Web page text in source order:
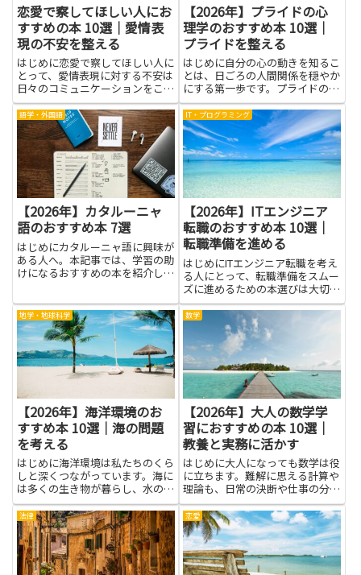
恋愛で察してほしい人にお
すすめの本 10選｜愛情表
現の不安を整える
はじめに恋愛で察してほしい人に
とって、愛情表現に対する不安は
日々のコミュニケーションをこわ
ばらせる原因になりやすいもので
す。本を読むことで、自分がなぜ
察してほしいと感じるのか、その
背後にある心の動きやパターンを
知る手がかりが得られます。言
葉...
【2026年】プライドの心
理学のおすすめ本 10選｜
プライドを整える
はじめに自分の心の動きを知るこ
とは、日ごろの人間関係を穏やか
にする第一歩です。プライドの心
理学という視点は、なぜ怒りが生
まれやすいのか、どうして自分を
守ろうとするのかを、やさしく見
つめ直す手がかりをくれます。紹
介される本は、相手の気持ちを
受...
語学・外国語
【2026年】カタルーニャ
語のおすすめ本 7選
はじめにカタルーニャ語に興味が
ある人へ。本記事では、学習の助
けになるおすすめの本を紹介しま
うになり、旅行や仕事の場面での
コミュニケーションがしやすくな
ります。文字の読み書きや文法
の...
IT・プログラミング
【2026年】ITエンジニア
転職のおすすめ本 10選｜
転職準備を進める
はじめにITエンジニア転職を考え
る人にとって、転職準備をスムー
ズに進めるための本選びは大切で
す。難しい専門用語を追いかける
だけでなく、実務のイメージをつ
かみ、面接の準備にも役立つ情報
を見つけることが目的になりま
す。本を読み進めると、自分の
経...
地学・地球科学
【2026年】海洋環境のお
すすめ本 10選｜海の問題
を考える
はじめに海洋環境は私たちのくら
しと深くつながっています。海に
は多くの生き物が暮らし、水の循
環が私たちのくらしとつながって
いることが分かります。読み進め
るうちに、海洋環境が受ける傷や
回復の力、地域の取り組み、研究
者の努力を知ることで、知識だ
け...
数学
【2026年】大人の数学学
習におすすめの本 10選｜
教養と実務に活かす
はじめに大人になっても数学は役
に立ちます。難解に思える計算や
理論も、日常の決断や仕事の分析
に応用できます。本を選ぶ意味
は、基本的な考え方を身につけ、
問題を整理するスキルを育てるこ
とです。数学を学ぶことで、デー
タを読み解く力、論理的な思考、
仮...
法律 恋愛